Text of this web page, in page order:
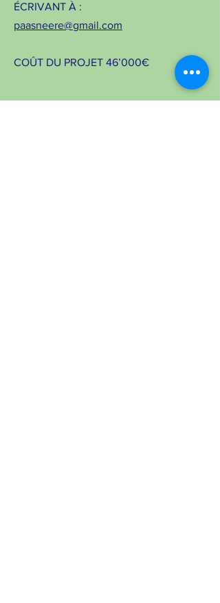
ÉCRIVANT À :
paasneere@gmail.com
COÛT DU PROJET 46’000€